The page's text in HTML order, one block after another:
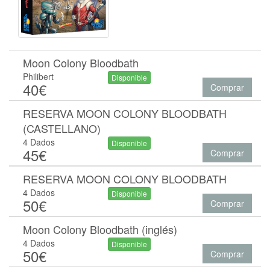
Moon Colony Bloodbath
Philibert
40€
Disponible
Comprar
RESERVA MOON COLONY BLOODBATH
(CASTELLANO)
4 Dados
45€
Disponible
Comprar
RESERVA MOON COLONY BLOODBATH
4 Dados
50€
Disponible
Comprar
Moon Colony Bloodbath (inglés)
4 Dados
50€
Disponible
Comprar